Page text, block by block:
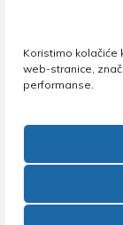
Koristimo kolačiće
web-stranice,
performanse.
Nezavisni
obrazovanja
Adresa: